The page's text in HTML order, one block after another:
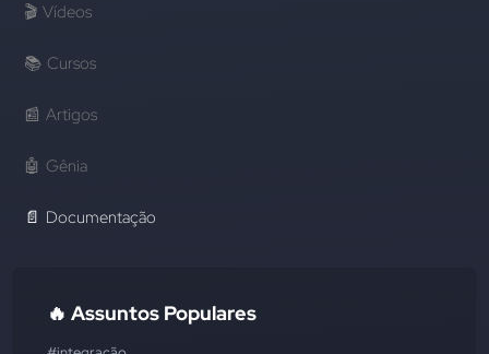
🎬 Vídeos
📚 Cursos
📰 Artigos
🤖 Gênia
📄 Documentação
🔥 Assuntos Populares